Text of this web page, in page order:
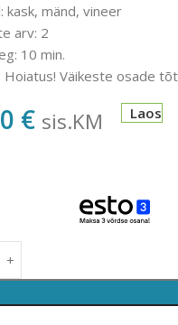
kask, mänd, vineer
arv: 2
10 min.
Hoiatus! Väikeste osade
€ sis.KM Laos